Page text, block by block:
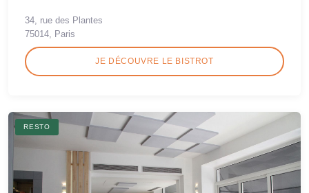
34, rue des Plantes
75014, Paris
JE DÉCOUVRE LE BISTROT
RESTO